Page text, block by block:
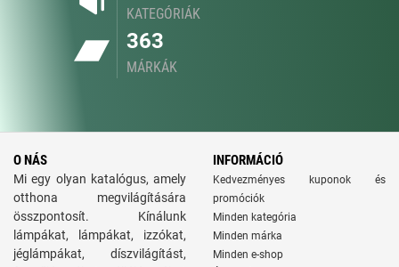
KATEGÓRIÁK
363
MÁRKÁK
O NÁS
Mi egy olyan katalógus, amely
otthona megvilágítására
összpontosít. Kínálunk
lámpákat, lámpákat, izzókat,
jéglámpákat, díszvilágítást,
INFORMÁCIÓ
Kedvezményes kuponok és
promóciók
Minden kategória
Minden márka
Minden e-shop